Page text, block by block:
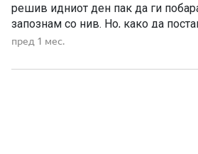
решив идниот ден пак да ги
запознам со нив. Но, како да
направам тоа? И реков на онаа
пред 1 мес.